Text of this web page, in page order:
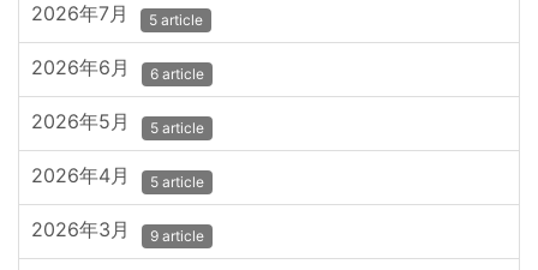
2026年7月 5 article
2026年6月 6 article
2026年5月 5 article
2026年4月 5 article
2026年3月 9 article